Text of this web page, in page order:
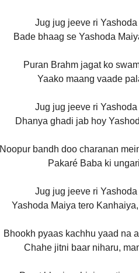
Jug jug jeeve ri
Bade bhaag se Yashoda
Puran Brahm jagat ko
Yaako maang vaade
Jug jug jeeve ri
Dhanya ghadi jab hoy
Noopur bandh doo charanan
Pakaré Baba ki
Jug jug jeeve ri
Yashoda Maiya tero
Bhookh pyaas kachhu yaad na
Chahe jitni baar niharu,